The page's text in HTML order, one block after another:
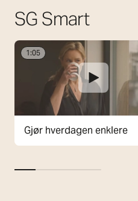
SG Smart
1:05
Gjør hverdagen enklere